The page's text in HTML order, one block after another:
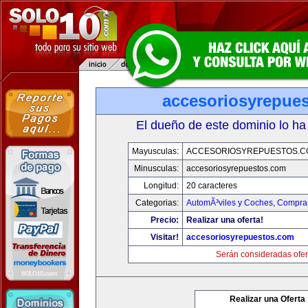
El dueño de este dominio lo
Mayusculas:
Minusculas:
accesoriosyrepuestos.com
Longitud:
20 caracteres
Categorias:
AutomÃ³viles y Coches,
Precio:
Realizar una oferta!
Visitar!
accesoriosyrepuestos.com
Serán consideradas
Realizar una Oferta